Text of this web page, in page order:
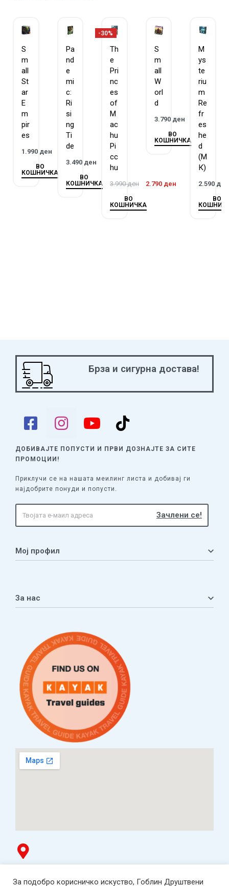
(може да се игра и со повеќе играчи, поделени на две
страни)
S
m
all
St
ar
E
m
pir
es
1.990 ден
ВО
КОШНИЧКА
Pa
nd
e
mi
c:
Ri
si
ng
Ti
de
3.490 ден
ВО
КОШНИЧКА
-30%
Th
e
Pri
nc
es
of
M
ac
hu
Pi
cc
hu
3.990ден 2.790 ден
ВО
КОШНИЧКА
S
m
all
W
orl
d
3.790 ден
ВО
КОШНИЧКА
M
ys
te
riu
m
Re
fr
es
he
d
(М
К)
2.590 ден
ВО
Брза и сигурна достава!
ДОБИВАЈТЕ ПОПУСТИ И ПРВИ ДОЗНАЈТЕ ЗА СИТЕ
ПРОМОЦИИ!
Приклучи се на нашата меилинг листа и добивај ги
најдобрите понуди и попусти.
Мој профил
Листа на желби
За нас
Услови за плаќање и испорака
Наши партнери
ТЦ Буњаковец - 1. кат, Скопје.
За подобро корисничко искуство, Гоблин Друштвени